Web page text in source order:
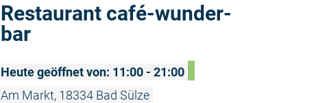
Restaurant café-wunder-
bar
Heute geöffnet von: 11:00 - 21:00
Am Markt, 18334 Bad Sülze